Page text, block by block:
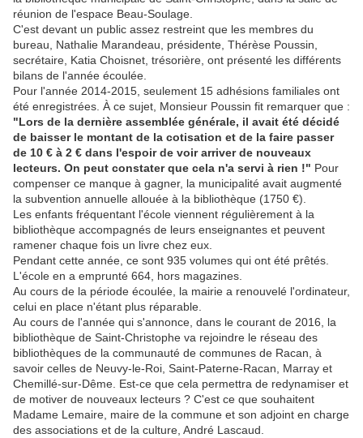
réunion de l'espace Beau-Soulage.
C'est devant un public assez restreint que les membres du
bureau, Nathalie Marandeau, présidente, Thérèse Poussin,
secrétaire, Katia Choisnet, trésorière, ont présenté les différents
bilans de l'année écoulée.
Pour l'année 2014-2015, seulement 15 adhésions familiales ont
été enregistrées. À ce sujet, Monsieur Poussin fit remarquer que :
"Lors de la dernière assemblée générale, il avait été décidé
de baisser le montant de la cotisation et de la faire passer
de 10 € à 2 € dans l'espoir de voir arriver de nouveaux
lecteurs. On peut constater que cela n'a servi à rien !" Pour
compenser ce manque à gagner, la municipalité avait augmenté
la subvention annuelle allouée à la bibliothèque (1750 €).
Les enfants fréquentant l'école viennent régulièrement à la
bibliothèque accompagnés de leurs enseignantes et peuvent
ramener chaque fois un livre chez eux.
Pendant cette année, ce sont 935 volumes qui ont été prêtés.
L'école en a emprunté 664, hors magazines.
Au cours de la période écoulée, la mairie a renouvelé l'ordinateur,
celui en place n'étant plus réparable.
Au cours de l'année qui s'annonce, dans le courant de 2016, la
bibliothèque de Saint-Christophe va rejoindre le réseau des
bibliothèques de la communauté de communes de Racan, à
savoir celles de Neuvy-le-Roi, Saint-Paterne-Racan, Marray et
Chemillé-sur-Dême. Est-ce que cela permettra de redynamiser et
de motiver de nouveaux lecteurs ? C'est ce que souhaitent
Madame Lemaire, maire de la commune et son adjoint en charge
des associations et de la culture, André Lascaud.